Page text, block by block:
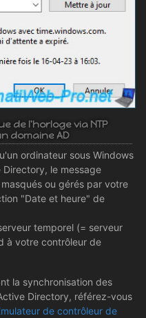
de l'horloge via NTP
domaine AD
ordinateur sous Windows
le message
ou gérés par votre
"Date et heure" de
temporel (= serveur
à votre contrôleur de
la synchronisation des
Directory, référez-vous
de contrôleur de